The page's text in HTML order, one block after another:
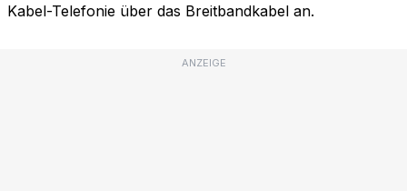
Kabel-Telefonie über das Breitbandkabel an.
ANZEIGE